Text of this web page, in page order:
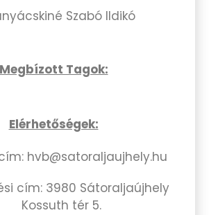
Szabó Ildikó
Megbízott Tagok:
Elérhetőségek:
hvb@satoraljaujhely.hu
cím: 3980 Sátoraljaújhely
Kossuth tér 5.